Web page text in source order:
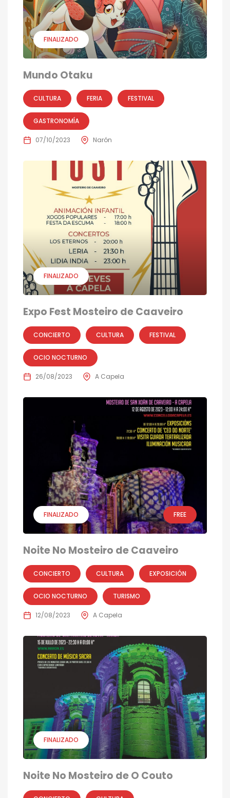
FINALIZADO
Mundo Otaku
CULTURA FERIA FESTIVAL
GASTRONOMÍA
07/10/2023 Narón
FINALIZADO
Expo Fest Mosteiro de Caaveiro
CONCIERTO CULTURA FESTIVAL
OCIO NOCTURNO
26/08/2023 A Capela
FINALIZADO FREE
Noite No Mosteiro de Caaveiro
CONCIERTO CULTURA EXPOSICIÓN
OCIO NOCTURNO TURISMO
12/08/2023 A Capela
FINALIZADO
Noite No Mosteiro de O Couto